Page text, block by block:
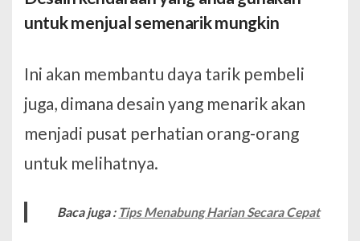
untuk menjual semenarik mungkin
Ini akan membantu daya tarik pembeli
juga, dimana desain yang menarik akan
menjadi pusat perhatian orang-orang
untuk melihatnya.
Baca juga : Tips Menabung Harian Secara Cepat